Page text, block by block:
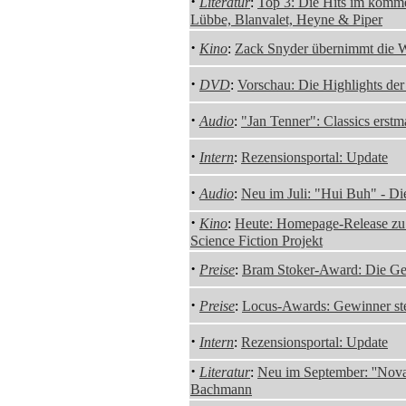
Lübbe, Blanvalet, Heyne & Piper
· Kino: Zack Snyder übernimmt die
· DVD: Vorschau: Die Highlights
· Audio: "Jan Tenner": Classics
· Intern: Rezensionsportal: Update
· Audio: Neu im Juli: "Hui Buh" -
· Kino: Heute: Homepage-Release
Science Fiction Projekt
· Preise: Bram Stoker-Award: Die
· Preise: Locus-Awards: Gewinner
· Intern: Rezensionsportal: Update
· Literatur: Neu im September:
Bachmann